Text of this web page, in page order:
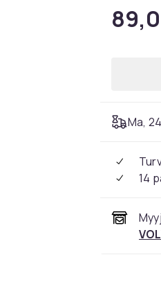
Ma,
14